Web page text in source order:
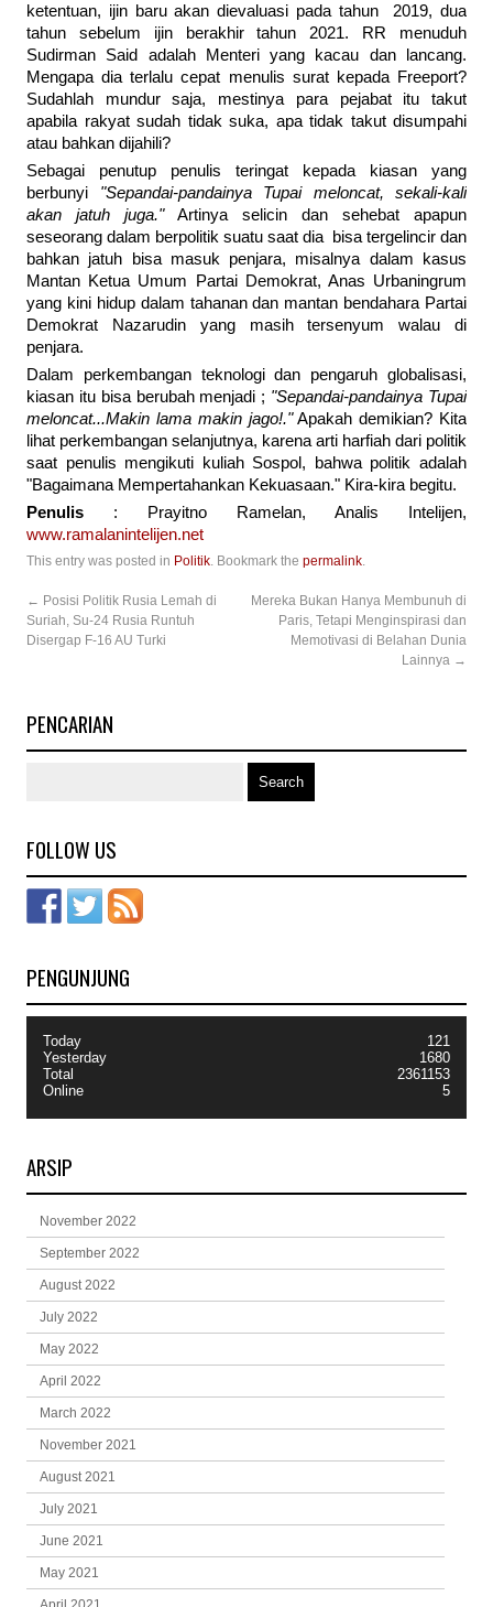
ketentuan, ijin baru akan dievaluasi pada tahun 2019, dua
tahun sebelum ijin berakhir tahun 2021. RR menuduh
Sudirman Said adalah Menteri yang kacau dan lancang.
Mengapa dia terlalu cepat menulis surat kepada Freeport?
Sudahlah mundur saja, mestinya para pejabat itu takut
apabila rakyat sudah tidak suka, apa tidak takut disumpahi
atau bahkan dijahili?
Sebagai penutup penulis teringat kepada kiasan yang
berbunyi "Sepandai-pandainya Tupai meloncat, sekali-kali
akan jatuh juga."Artinya selicin dan sehebat apapun
seseorang dalam berpolitik suatu saat dia bisa tergelincir dan
bahkan jatuh bisa masuk penjara, misalnya dalam kasus
Mantan Ketua Umum Partai Demokrat, Anas Urbaningrum
yang kini hidup dalam tahanan dan mantan bendahara Partai
Demokrat Nazarudin yang masih tersenyum walau di
penjara.
Dalam perkembangan teknologi dan pengaruh globalisasi,
kiasan itu bisa berubah menjadi ; "Sepandai-pandainya Tupai
meloncat...Makin lama makin jago!."Apakah demikian? Kita
lihat perkembangan selanjutnya, karena arti harfiah dari politik
saat penulis mengikuti kuliah Sospol, bahwa politik adalah
"Bagaimana Mempertahankan Kekuasaan." Kira-kira begitu.
Penulis : Prayitno Ramelan, Analis Intelijen,
www.ramalanintelijen.net
This entry was posted in Politik. Bookmark the permalink.
← Posisi Politik Rusia Lemah di
Suriah, Su-24 Rusia Runtuh
Disergap F-16 AU Turki
Mereka Bukan Hanya Membunuh di
Paris, Tetapi Menginspirasi dan
Memotivasi di Belahan Dunia
Lainnya →
PENCARIAN
FOLLOW US
PENGUNJUNG
Today
Yesterday
Total
Online
121
1680
2361153
5
ARSIP
November 2022
September 2022
August 2022
July 2022
May 2022
April 2022
March 2022
November 2021
August 2021
July 2021
June 2021
May 2021